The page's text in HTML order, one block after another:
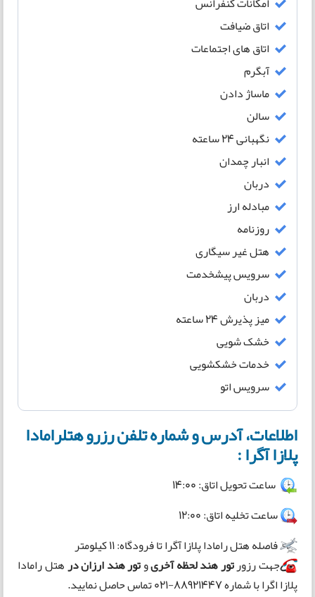
اتاق ضیافت
اتاق های اجتماعات
آبگرم
ماساژ دادن
سالن
نگهبانی 24 ساعته
انبار چمدان
دربان
مبادله ارز
روزنامه
هتل غیر سیگاری
سرویس پیشخدمت
دربان
میز پذیرش 24 ساعته
خشک شویی
خدمات خشکشویی
سرویس اتو
اطلاعات، آدرس و شماره تلفن رزرو هتلرامادا
پلازا آگرا :
ساعت تحویل اتاق: 14:00
ساعت تخلیه اتاق: 12:00
فاصله هتل رامادا پلازا آگرا تا فرودگاه: 11 کیلومتر
جهت رزورتور هند لحظه آخریوتور هند ارزان درهتل رامادا
پلازا اگرا با شماره 88921447-021 تماس حاصل نمایید.